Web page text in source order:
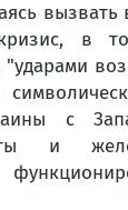
вызвать
кризис, в
с
и